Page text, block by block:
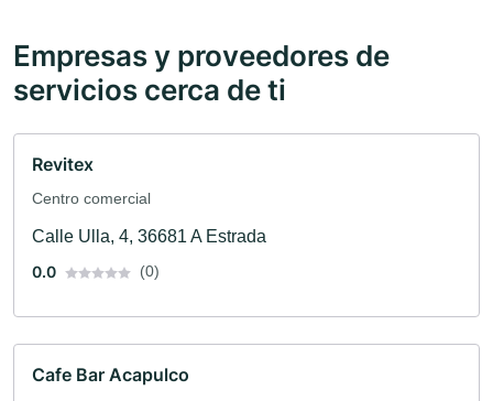
Empresas y proveedores de
servicios cerca de ti
Revitex
Centro comercial
Calle Ulla, 4, 36681 A Estrada
0.0
(0)
Cafe Bar Acapulco